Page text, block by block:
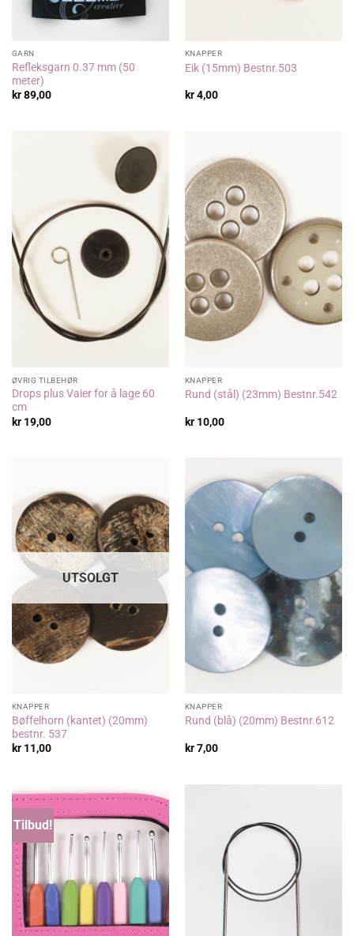
GARN
Refleksgarn 0.37 mm (50
meter)
kr89,00
KNAPPER
Eik (15mm) Bestnr.503
kr4,00
ØVRIG TILBEHØR
Drops plus Vaier for å lage 60
cm
kr19,00
KNAPPER
Rund (stål) (23mm) Bestnr.542
kr10,00
UTSOLGT
KNAPPER
Bøffelhorn (kantet) (20mm)
bestnr. 537
kr11,00
KNAPPER
Rund (blå) (20mm) Bestnr.612
kr7,00
Tilbud!